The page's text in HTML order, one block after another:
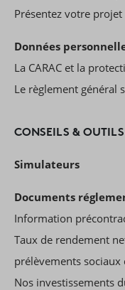
Présentez votre projet
Données
La CARAC et la
Le règlement général
CONSEILS & OUTILS
Simulateurs
Documents
Information
Taux de rendement
prélèvements sociaux
Nos investissements